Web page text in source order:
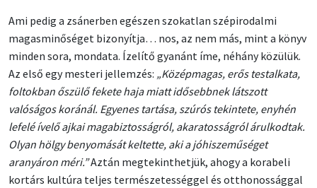
Ami pedig a zsánerben egészen szokatlan szépirodalmi
magasminőséget bizonyítja… nos, az nem más, mint a könyv
minden sora, mondata. Ízelítő gyanánt íme, néhány közülük.
Az első egy mesteri jellemzés: „Középmagas, erős testalkata,
foltokban őszülő fekete haja miatt idősebbnek látszott
valóságos koránál. Egyenes tartása, szúrós tekintete, enyhén
lefelé ívelő ajkai magabiztosságról, akaratosságról árulkodtak.
Olyan hölgy benyomását keltette, aki a jóhiszeműséget
aranyáron méri.”Aztán megtekinthetjük, ahogy a korabeli
kortárs kultúra teljes természetességgel és otthonossággal